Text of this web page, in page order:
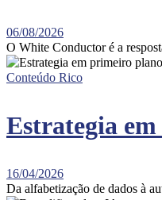
06/08/2026
O White Conductor é a
Conteúdo Rico
Estrategia
16/04/2026
Da alfabetização de dados à